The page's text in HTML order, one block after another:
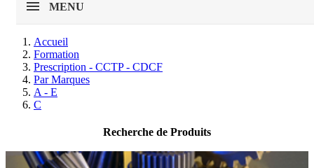
MENU
Accueil
Formation
Prescription - CCTP - CDCF
Par Marques
A - E
C
Recherche de Produits